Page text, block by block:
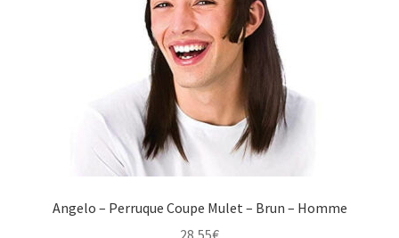
Angelo – Perruque Coupe Mulet – Brun – Homme